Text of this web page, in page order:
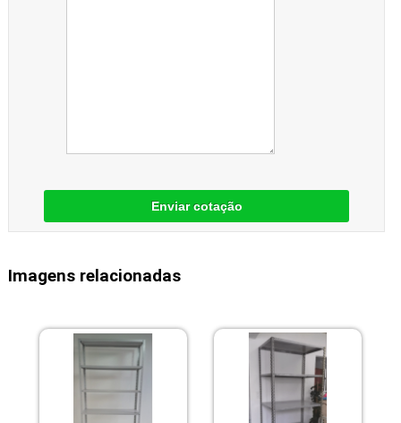
Enviar cotação
Imagens relacionadas